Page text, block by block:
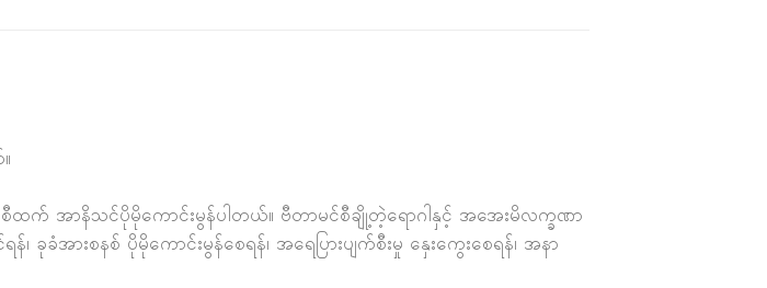
က် အာနိသင်ပိုမိုကောင်းမွန်ပါတယ်။ ဗီတာမင်စီချို့တဲ့ရောဂါနှင့် အအေးမိလက္ခဏာ
အားစနစ် ပိုမိုကောင်းမွန်စေရန်၊ အရေပြားပျက်စီးမှု နှေးကွေးစေရန်၊ အနာ